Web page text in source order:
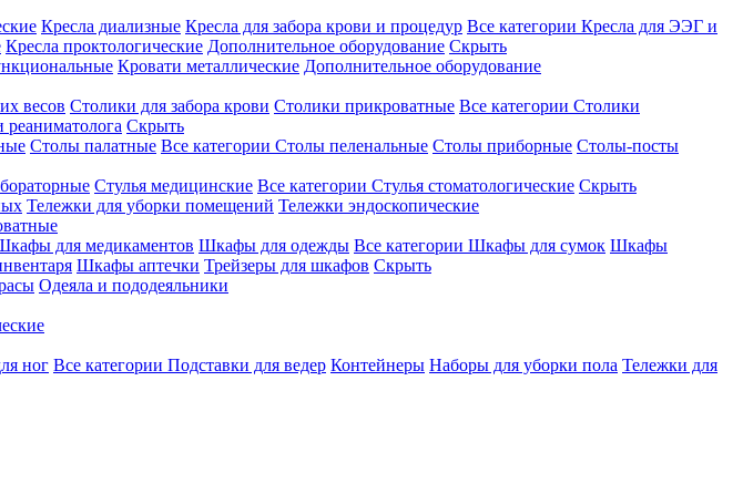
Кресла диализные Кресла для забора крови и процедур Все категории Кресла для ЭЭГ и
Кресла проктологические Дополнительное оборудование Скрыть
Кровати металлические Дополнительное оборудование
весов Столики для забора крови Столики прикроватные Все категории Столики
реаниматолога Скрыть
Столы палатные Все категории Столы пеленальные Столы приборные Столы-посты
Стулья медицинские Все категории Стулья стоматологические Скрыть
Тележки для уборки помещений Тележки эндоскопические
для медикаментов Шкафы для одежды Все категории Шкафы для сумок Шкафы
Шкафы аптечки Трейзеры для шкафов Скрыть
Одеяла и пододеяльники
ног Все категории Подставки для ведер Контейнеры Наборы для уборки пола Тележки для